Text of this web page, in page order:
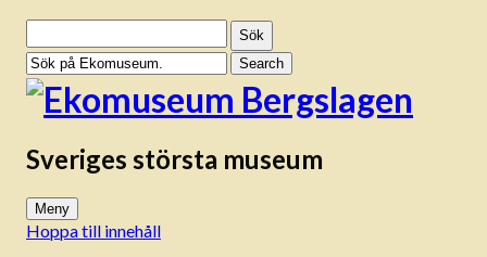
efter:
Sveriges största museum
Meny
Hoppa till innehåll